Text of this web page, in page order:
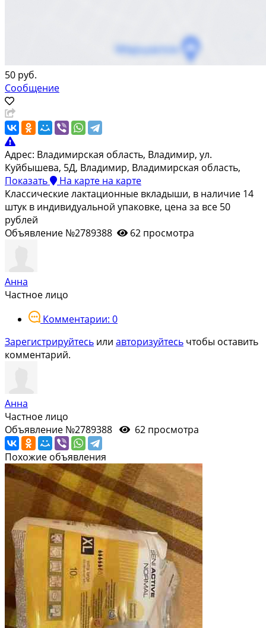
50 руб.
Сообщение
Адрес: Владимирская область, Владимир, ул.
Куйбышева, 5Д, Владимир, Владимирская область,
Показать
На карте на карте
Классические лактационные вкладыши, в наличие 14
штук в индивидуальной упаковке, цена за все 50
рублей
Объявление №2789388
62 просмотра
Анна
Частное лицо
Комментарии: 0
Зарегистрируйтесь или авторизуйтесь чтобы оставить
комментарий.
Анна
Частное лицо
Объявление №2789388
62 просмотра
Похожие объявления